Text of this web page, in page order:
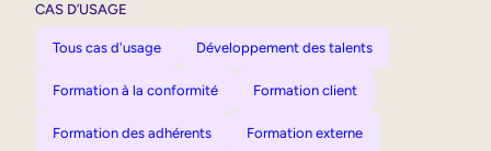
CAS D’USAGE
Tous cas d'usage Développement des talents
Formation à la conformité Formation client
Formation des adhérents Formation externe